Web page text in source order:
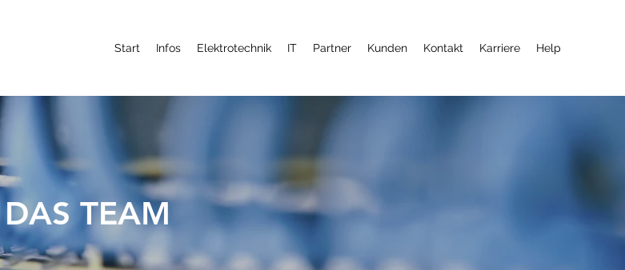
Start Infos Elektrotechnik IT Partner Kunden Kontakt Karriere Help
DAS TEAM